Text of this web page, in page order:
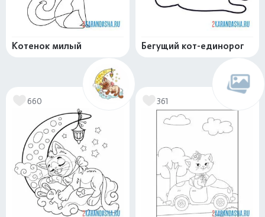
Котенок милый Бегущий кот-единорог
660 361